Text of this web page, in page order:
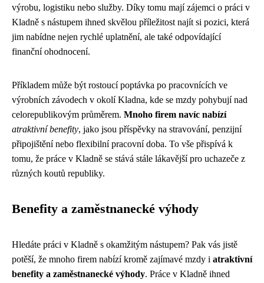
výrobu, logistiku nebo služby. Díky tomu mají zájemci o práci v
Kladně s nástupem ihned skvělou příležitost najít si pozici, která
jim nabídne nejen rychlé uplatnění, ale také odpovídající
finanční ohodnocení.
Příkladem může být rostoucí poptávka po pracovnících ve
výrobních závodech v okolí Kladna, kde se mzdy pohybují nad
celorepublikovým průměrem. Mnoho firem navíc nabízí
atraktivní benefity, jako jsou příspěvky na stravování, penzijní
připojištění nebo flexibilní pracovní doba. To vše přispívá k
tomu, že práce v Kladně se stává stále lákavější pro uchazeče z
různých koutů republiky.
Benefity a zaměstnanecké výhody
Hledáte práci v Kladně s okamžitým nástupem? Pak vás jistě
potěší, že mnoho firem nabízí kromě zajímavé mzdy i atraktivní
benefity a zaměstnanecké výhody. Práce v Kladně ihned